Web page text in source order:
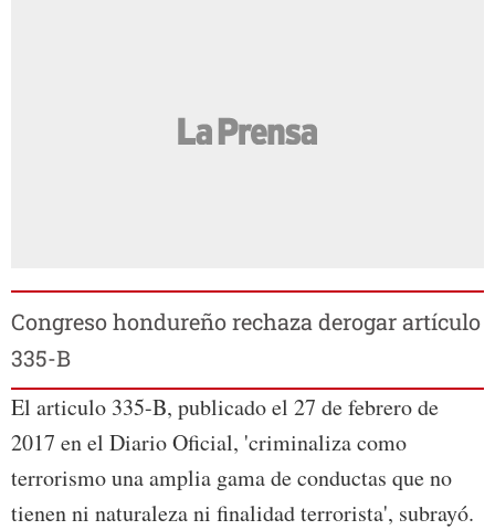
Congreso hondureño rechaza derogar artículo
335-B
El articulo 335-B, publicado el 27 de febrero de
2017 en el Diario Oficial, 'criminaliza como
terrorismo una amplia gama de conductas que no
tienen ni naturaleza ni finalidad terrorista', subrayó.